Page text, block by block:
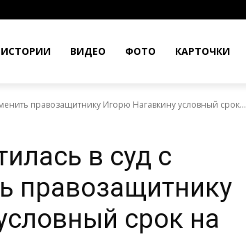
ИСТОРИИ ВИДЕО ФОТО КАРТОЧКИ
правозащитнику Игорю Нагавкину условный срок...
в суд с
правозащитнику
срок на